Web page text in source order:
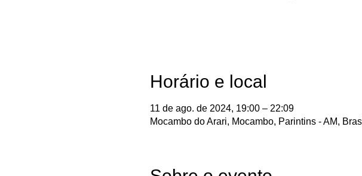
Horário e local
11 de ago. de 2024, 19:00 – 22:09
Mocambo do Arari, Mocambo, Parintins - AM,